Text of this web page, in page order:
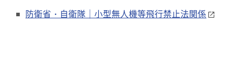
防衛省・自衛隊｜小型無人機等飛行禁止法関係